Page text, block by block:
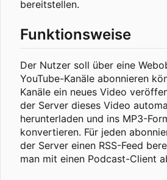
bereitstellen.
Funktionsweise
Der Nutzer soll über eine
YouTube-Kanäle abonnieren
Kanäle ein neues Video
der Server dieses Video
herunterladen und ins MP3-
konvertieren. Für jeden
der Server einen RSS-Feed
man mit einen Podcast-Client